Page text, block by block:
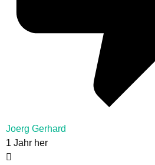
Joerg Gerhard
1 Jahr her